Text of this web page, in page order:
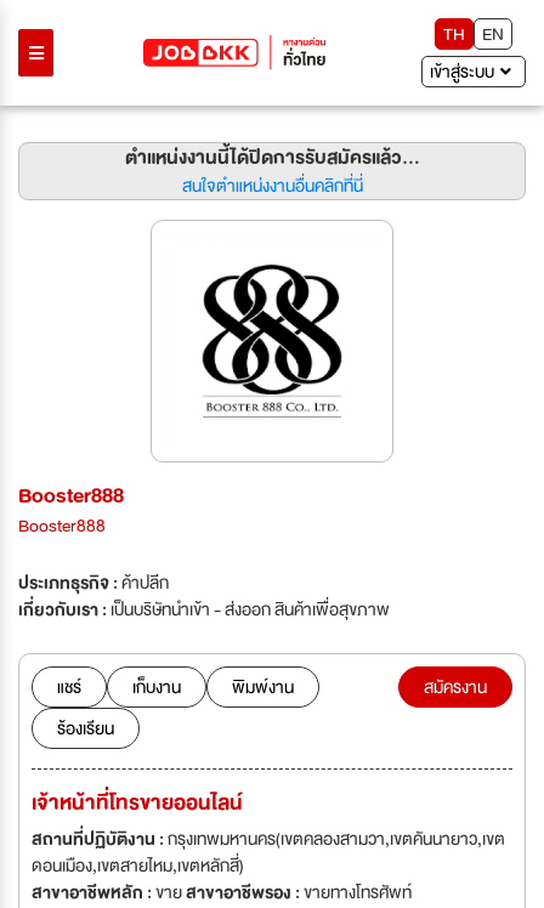
TH
EN
เข้าสู่ระบบ
ตำแหน่งงานนี้ได้ปิดการรับสมัครแล้ว...
สนใจตำแหน่งงานอื่นคลิกที่นี่
Booster888
Booster888
ประเภทธุรกิจ :ค้าปลีก
เกี่ยวกับเรา : เป็นบริษัทนำเข้า - ส่งออก สินค้าเพื่อสุขภาพ
แชร์ เก็บงาน
พิมพ์งาน
ร้องเรียน
สมัครงาน
เจ้าหน้าที่โทรขายออนไลน์
สถานที่ปฏิบัติงาน :กรุงเทพมหานคร(เขตคลองสามวา,เขตคันนายาว,เขต
ดอนเมือง,เขตสายไหม,เขตหลักสี่)
สาขาอาชีพหลัก :ขายสาขาอาชีพรอง :ขายทางโทรศัพท์